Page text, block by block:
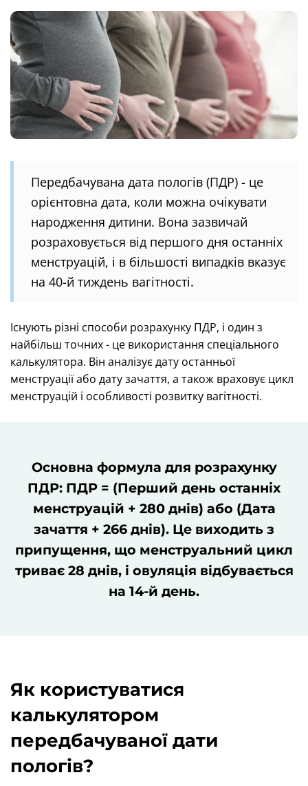
Передбачувана дата пологів (ПДР) - це
орієнтовна дата, коли можна очікувати
народження дитини. Вона зазвичай
розраховується від першого дня останніх
менструацій, і в більшості випадків вказує
на 40-й тиждень вагітності.
Існують різні способи розрахунку ПДР, і один з
найбільш точних - це використання спеціального
калькулятора. Він аналізує дату останньої
менструації або дату зачаття, а також враховує цикл
менструацій і особливості розвитку вагітності.
Основна формула для розрахунку
ПДР: ПДР = (Перший день останніх
менструацій + 280 днів) або (Дата
зачаття + 266 днів). Це виходить з
припущення, що менструальний цикл
триває 28 днів, і овуляція відбувається
на 14-й день.
Як користуватися
калькулятором
передбачуваної дати
пологів?